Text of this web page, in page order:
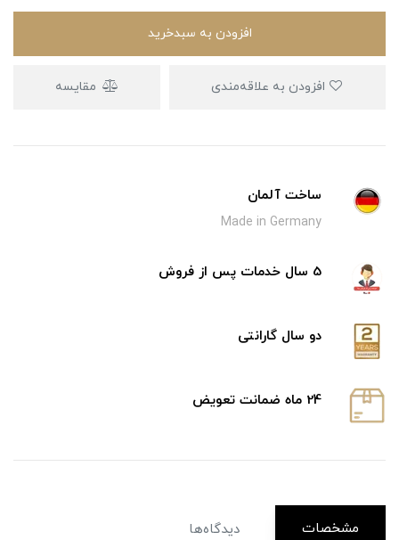
افزودن به سبدخرید
مقایسه
ساخت آلمان
Made in Germany
5 سال خدمات پس از فروش
دو سال گارانتی
24 ماه ضمانت تعویض
مشخصات دیدگاه‌ها